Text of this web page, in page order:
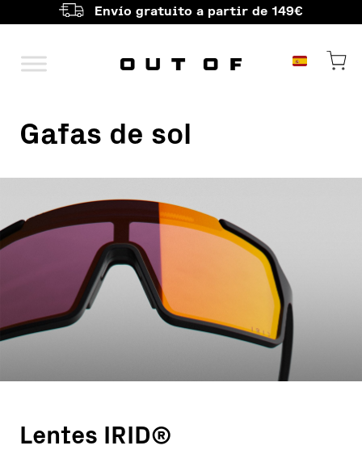
Envío gratuito a partir de 149€
Navegación
Gafas de sol
Lentes IRID®